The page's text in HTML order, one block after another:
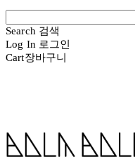
Search 검색
Log In 로그인
Cart장바구니